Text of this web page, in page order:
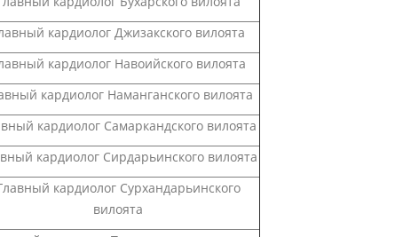
кардиолог Джизакского вилоята
кардиолог Навоийского вилоята
кардиолог Наманганского вилоята
кардиолог Самаркандского вилоята
кардиолог Сирдарьинского вилоята
кардиолог Сурхандарьинского
вилоята